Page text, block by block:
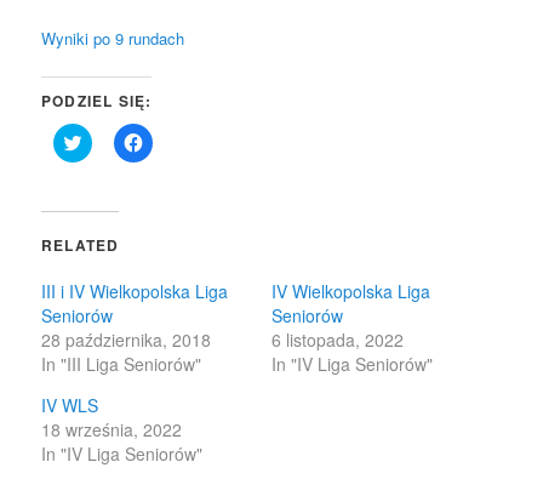
Wyniki po 9 rundach
PODZIEL SIĘ:
Click
to
(Opens
new
Click
to
RELATED
III i IV Wielkopolska Liga
Seniorów
28 października, 2018
In "III Liga Seniorów"
IV Wielkopolska Liga
Seniorów
6 listopada, 2022
In "IV Liga Seniorów"
IV WLS
18 września, 2022
In "IV Liga Seniorów"